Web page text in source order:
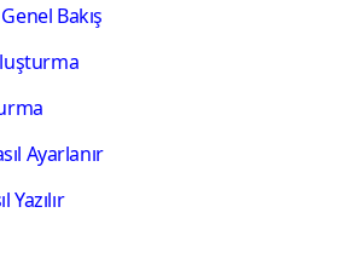
Bakış
Ayarlanır
Yazılır